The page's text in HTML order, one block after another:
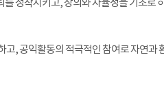
정착시키고, 창의와 자율성을 기초로
, 공익활동의 적극적인 참여로 자연